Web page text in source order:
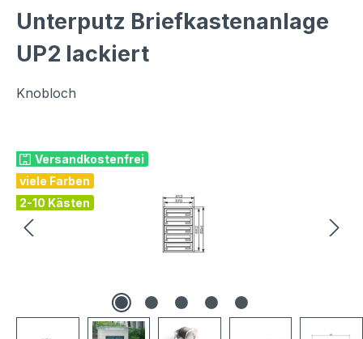
Unterputz Briefkastenanlage
UP2 lackiert
Knobloch
Versandkostenfrei
viele Farben
2-10 Kästen